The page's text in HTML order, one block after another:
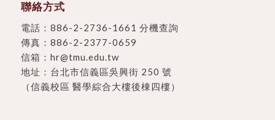
聯絡方式
電話： 886-2-2736-1661 分機查詢
傳真：886-2-2377-0659
信箱： hr@tmu.edu.tw
地址： 台北市信義區吳興街 250 號
（信義校區 醫學綜合大樓後棟四樓）